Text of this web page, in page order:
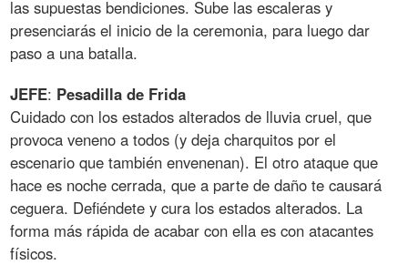
las supuestas bendiciones. Sube las escaleras y
presenciarás el inicio de la ceremonia, para luego dar
paso a una batalla.
JEFE: Pesadilla de Frida
Cuidado con los estados alterados de lluvia cruel, que
provoca veneno a todos (y deja charquitos por el
escenario que también envenenan). El otro ataque que
hace es noche cerrada, que a parte de daño te causará
ceguera. Defiéndete y cura los estados alterados. La
forma más rápida de acabar con ella es con atacantes
físicos.